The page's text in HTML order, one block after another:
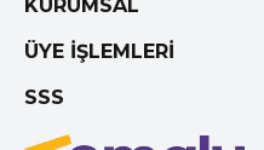
KURUMSAL
ÜYE İŞLEMLERİ
SSS